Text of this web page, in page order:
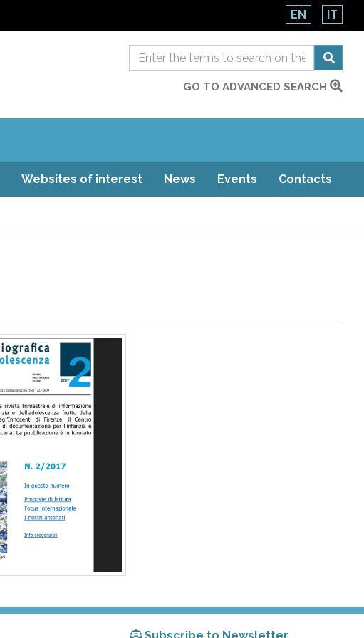
EN IT
GO TO ADVANCED SEARCH
Websites of interest News Events Contacts